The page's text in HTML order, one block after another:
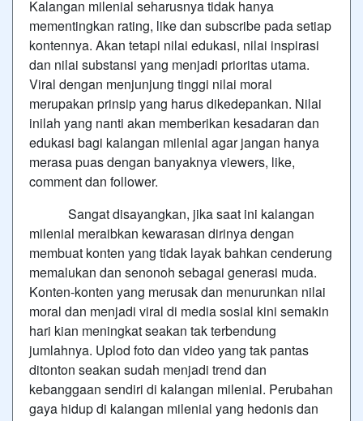
Kalangan milenial seharusnya tidak hanya
mementingkan rating, like dan subscribe pada setiap
kontennya. Akan tetapi nilai edukasi, nilai inspirasi
dan nilai substansi yang menjadi prioritas utama.
Viral dengan menjunjung tinggi nilai moral
merupakan prinsip yang harus dikedepankan. Nilai
inilah yang nanti akan memberikan kesadaran dan
edukasi bagi kalangan milenial agar jangan hanya
merasa puas dengan banyaknya viewers, like,
comment dan follower.
Sangat disayangkan, jika saat ini kalangan
milenial meraibkan kewarasan dirinya dengan
membuat konten yang tidak layak bahkan cenderung
memalukan dan senonoh sebagai generasi muda.
Konten-konten yang merusak dan menurunkan nilai
moral dan menjadi viral di media sosial kini semakin
hari kian meningkat seakan tak terbendung
jumlahnya. Uplod foto dan video yang tak pantas
ditonton seakan sudah menjadi trend dan
kebanggaan sendiri di kalangan milenial. Perubahan
gaya hidup di kalangan milenial yang hedonis dan